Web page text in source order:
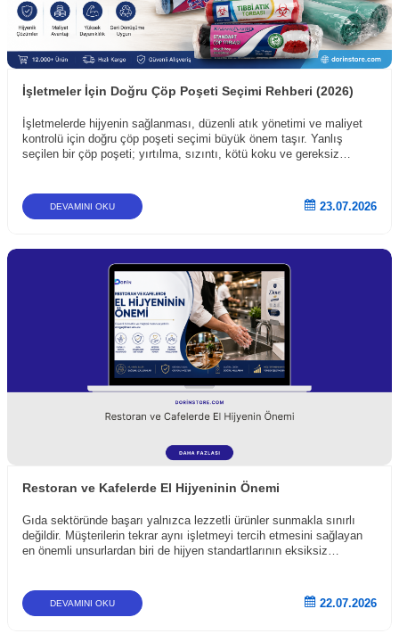
İşletmeler İçin Doğru Çöp Poşeti Seçimi Rehberi (2026)
İşletmelerde hijyenin sağlanması, düzenli atık yönetimi ve maliyet
kontrolü için doğru çöp poşeti seçimi büyük önem taşır. Yanlış
seçilen bir çöp poşeti; yırtılma, sızıntı, kötü koku ve gereksiz
poşeti kullanması gerekir.
DEVAMINI OKU 23.07.2026
Restoran ve Kafelerde El Hijyeninin Önemi
Gıda sektöründe başarı yalnızca lezzetli ürünler sunmakla sınırlı
değildir. Müşterilerin tekrar aynı işletmeyi tercih etmesini sağlayan
en önemli unsurlardan biri de hijyen standartlarının eksiksiz
de müşteri sağlığı açısından kritik bir rol oynar.
DEVAMINI OKU 22.07.2026